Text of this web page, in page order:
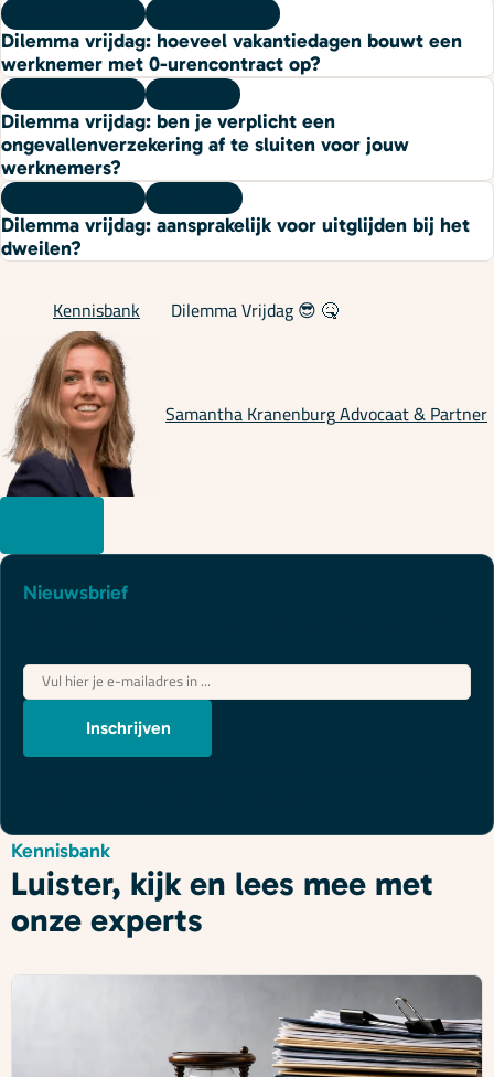
Dilemma vrijdag: hoeveel vakantiedagen bouwt een
werknemer met 0-urencontract op?
Dilemma vrijdag: ben je verplicht een
ongevallenverzekering af te sluiten voor jouw
werknemers?
Dilemma vrijdag: aansprakelijk voor uitglijden bij het
dweilen?
Kennisbank Dilemma Vrijdag 😎 🤒
Samantha KranenburgAdvocaat & Partner
Nieuwsbrief
E-
mailadres*
Inschrijven
Kennisbank
Luister, kijk en lees mee met
onze experts